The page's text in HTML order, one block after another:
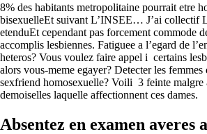
8% des habitants metropolitaine pourrait etre
bisexuelleEt suivant L’INSEE… J’ai collectif
etenduEt cependant pas forcement commode
accomplis lesbiennes. Fatiguee a l’egard de
heteros? Vous voulez faire appel i certains
alors vous-meme egayer? Detecter les
sexfriend homosexuelle? Voili 3 feinte malgre
demoiselles laquelle affectionnent ces dames.
Absentez en examen